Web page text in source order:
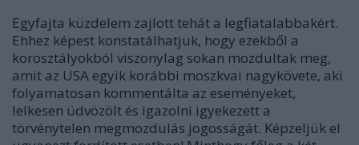
Egyfajta küzdelem zajlott tehát a legfiatalabbakért.
Ehhez képest konstatálhatjuk, hogy ezekből a
korosztályokból viszonylag sokan mozdultak meg,
amit az USA egyik korábbi moszkvai nagykövete, aki
folyamatosan kommentálta az eseményeket,
lelkesen üdvözölt és igazolni igyekezett a
törvénytelen megmozdulás jogosságát. Képzeljük el